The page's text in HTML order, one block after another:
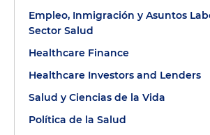
Empleo, Inmigración y Asuntos
Sector Salud
Healthcare Finance
Healthcare Investors and Lenders
Salud y Ciencias de la Vida
Política de la Salud